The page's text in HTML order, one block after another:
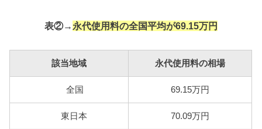
表②→ 永代使用料の全国平均が69.15万円
該当地域 永代使用料の相場
全国 69.15万円
東日本 70.09万円